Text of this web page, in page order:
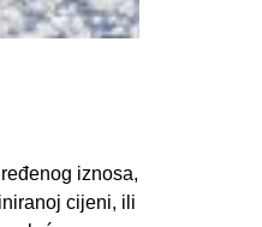
iznosa,
cijeni, ili